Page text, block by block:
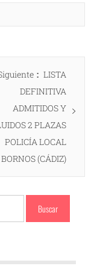
Entrada
siguiente:
LISTA
DEFINITIVA
ADMITIDOS Y
2 PLAZAS
POLICÍA LOCAL
BORNOS (CÁDIZ)